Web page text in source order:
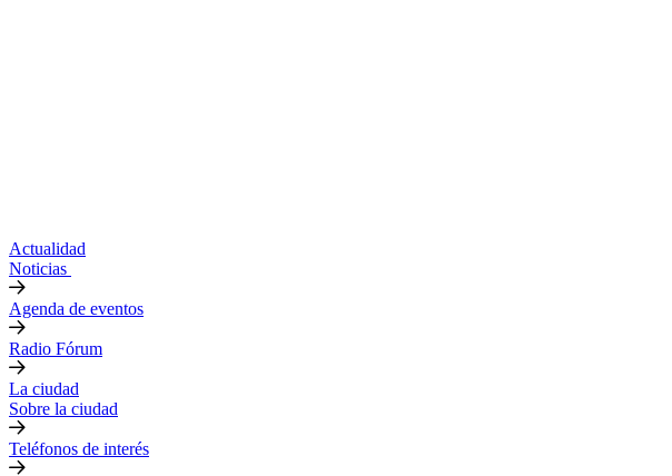
Actualidad
Noticias
Agenda de eventos
Radio Fórum
La ciudad
Sobre la ciudad
Teléfonos de interés